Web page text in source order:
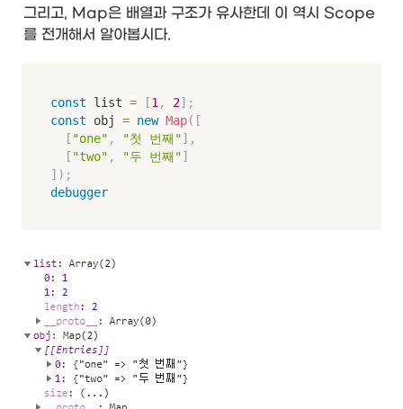
그리고, Map은 배열과 구조가 유사한데 이 역시 Scope
를 전개해서 알아봅시다.
const list = [1, 2] ;
const obj = new Map( [
[ "one" , "첫 번째"] ,
[ "two" , "두 번째"]
] ) ;
debugger